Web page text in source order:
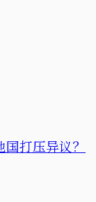
打压异议？